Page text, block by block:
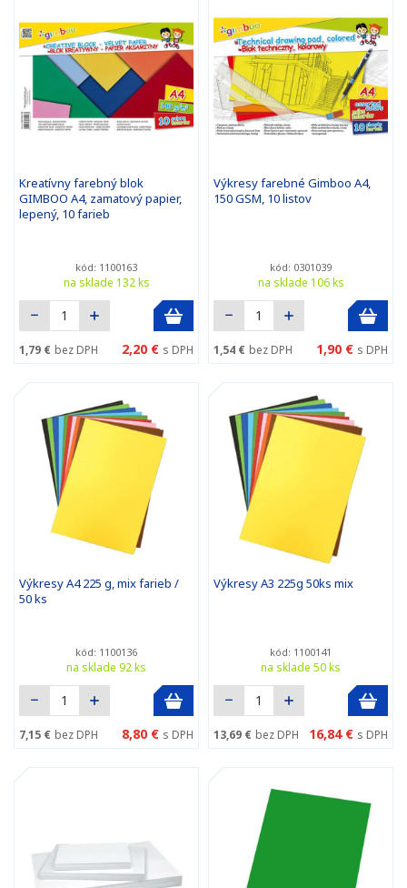
Kreatívny farebný blok
GIMBOO A4, zamatový papier,
lepený, 10 farieb
kód: 1100163
na sklade 132 ks
1,79 € bez DPH 2,20 € s DPH
Výkresy farebné Gimboo A4,
150 GSM, 10 listov
kód: 0301039
na sklade 106 ks
1,54 € bez DPH 1,90 € s DPH
Výkresy A4 225 g, mix farieb /
50 ks
kód: 1100136
na sklade 92 ks
7,15 € bez DPH 8,80 € s DPH
Výkresy A3 225g 50ks mix
kód: 1100141
na sklade 50 ks
13,69 € bez DPH 16,84 € s DPH